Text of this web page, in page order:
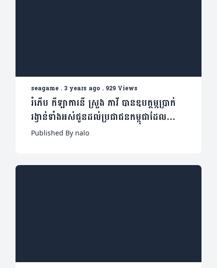
seagame . 3 years ago . 929 Views
រំភើប កីឡាការនី ស្រួង ភាវី បានឧបត្ថម្ភប្រាក់
រង្វាន់ទាំងអស់ជូនដល់ប្រជាជនកម្ពុជាដែល
ខ្វះខាត
Published By nalo